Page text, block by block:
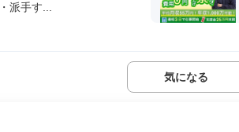
派手す...
気になる